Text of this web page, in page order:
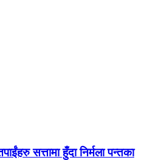
सत्तामा हुँदा निर्मला पन्तका